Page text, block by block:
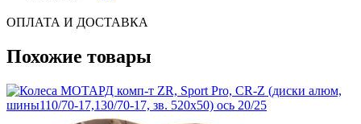
ОПЛАТА И ДОСТАВКА
Похожие товары